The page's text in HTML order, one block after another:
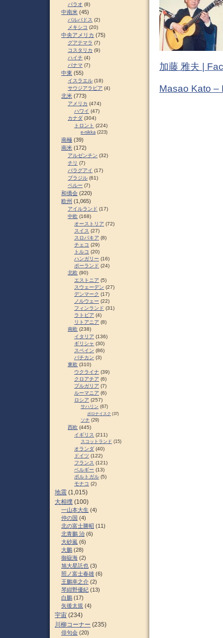
加藤 雅夫 |
Masao Kato –
パラオ (8)
中南米 (45)
バルバドス (2)
メキシコ (20)
中央アメリカ (75)
グアテマラ (7)
コスタリカ (9)
ハイチ (4)
パナマ (7)
中東 (55)
イスラエル (18)
サウジアラビア (4)
北米 (773)
アメリカ (474)
ハワイ (47)
カナダ (304)
トロント (224)
e-nikka (223)
南極 (39)
南米 (172)
アルゼンチン (32)
チリ (7)
パラグアイ (17)
ブラジル (61)
ペルー (7)
和僑会 (220)
欧州 (1,065)
アイルランド (17)
中欧 (168)
オーストリア (72)
スイス (27)
スロパキア (8)
チェコ (29)
トルコ (20)
ハンガリー (16)
ポーランド (24)
北欧 (90)
エストニア (5)
スウェーデン (27)
デンマーク (17)
ノルウェー (22)
フィンランド (31)
ラトビア (4)
リトアニア (8)
南欧 (238)
イタリア (136)
ギリシャ (30)
スペイン (86)
バチカン (3)
東欧 (310)
ウクライナ (39)
クロアチア (6)
ブルガリア (7)
ルーマニア (6)
ロシア (257)
サハリン (67)
ポロナイスク (37)
ソチ (29)
西欧 (445)
イギリス (211)
スコットランド (15)
オランダ (40)
ドイツ (122)
フランス (121)
ベルギー (13)
ポルトガル (5)
モナコ (2)
地震 (1,015)
大相撲 (100)
一山本大生 (4)
仲の国 (4)
北の富士勝昭 (11)
北青鵬 治 (6)
大砂嵐 (6)
大鵬 (28)
御嶽海 (2)
旭大星託也 (3)
照ノ富士春雄 (6)
王鵬幸之介 (2)
琴紺野優紀 (13)
白鵬 (17)
矢後太規 (4)
宇宙 (234)
川柳コーナー (235)
俳句会 (20)